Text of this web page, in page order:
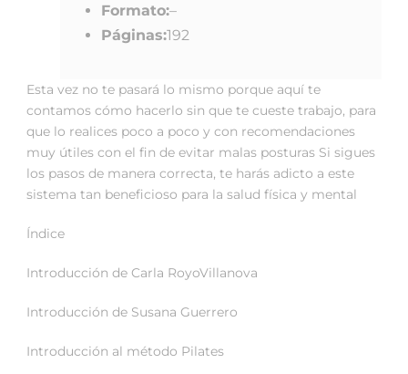
Formato:–
Páginas:192
Esta vez no te pasará lo mismo porque aquí te
contamos cómo hacerlo sin que te cueste trabajo, para
que lo realices poco a poco y con recomendaciones
muy útiles con el fin de evitar malas posturas Si sigues
los pasos de manera correcta, te harás adicto a este
sistema tan beneficioso para la salud física y mental
Índice
Introducción de Carla RoyoVillanova
Introducción de Susana Guerrero
Introducción al método Pilates